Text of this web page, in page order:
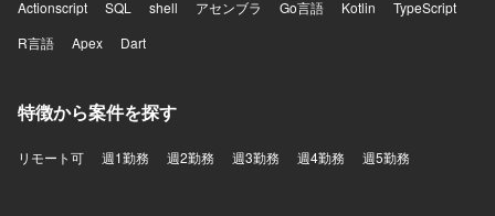
Actionscript
SQL shell アセンブラ Go言語 Kotlin
TypeScript
R言語
Apex Dart
特徴から案件を探す
リモート可 週1勤務 週2勤務 週3勤務 週4勤務 週5勤務